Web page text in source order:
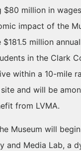
$80 million in
impact of the
million
in the Clark
within a 10-mile
and will be
from LVMA.
Museum will
and Media Lab, a